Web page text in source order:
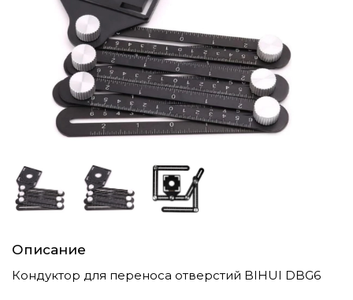
Описание
Кондуктор для переноса отверстий BIHUI DBG6